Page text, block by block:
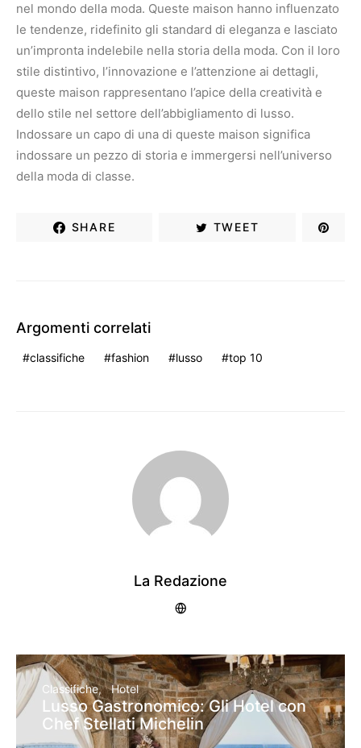
nel mondo della moda. Queste maison hanno influenzato
le tendenze, ridefinito gli standard di eleganza e lasciato
un’impronta indelebile nella storia della moda. Con il loro
stile distintivo, l’innovazione e l’attenzione ai dettagli,
queste maison rappresentano l’apice della creatività e
dello stile nel settore dell’abbigliamento di lusso.
Indossare un capo di una di queste maison significa
indossare un pezzo di storia e immergersi nell’universo
della moda di classe.
SHARE TWEET
Argomenti correlati
classifiche fashion lusso top 10
La Redazione
Classifiche Hotel
Lusso Gastronomico: Gli Hotel con
Chef Stellati Michelin